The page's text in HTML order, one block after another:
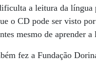
a leitura da língua
o CD pode ser visto
mesmo de aprender a
fez a Fundação